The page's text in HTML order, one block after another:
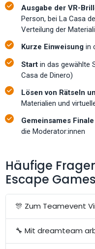
Ausgabe der VR-
Person, bei La Casa
Verteilung der
Kurze Einweisung in
Startin das gewählte
Casa de Dinero)
Lösen von Rätseln
Materialien und
Gemeinsames Finale
die Moderator:innen
Häufige
Escape Games
🎊 Zum Teamevent
🔧 Mit dreamteam